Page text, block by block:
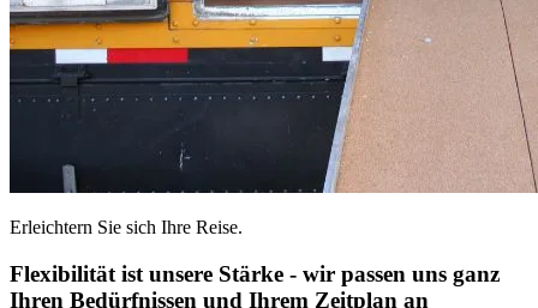
Erleichtern Sie sich Ihre Reise.
Flexibilität ist unsere Stärke - wir passen uns ganz
Ihren Bedürfnissen und Ihrem Zeitplan an